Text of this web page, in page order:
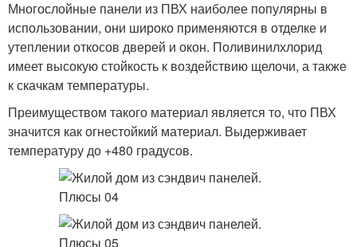
Многослойные панели из ПВХ наиболее популярны в
использовании, они широко применяются в отделке и
утеплении откосов дверей и окон. Поливинилхлорид
имеет высокую стойкость к воздействию щелочи, а также
к скачкам температуры.
Преимуществом такого материал является то, что ПВХ
значится как огнестойкий материал. Выдерживает
температуру до +480 градусов.